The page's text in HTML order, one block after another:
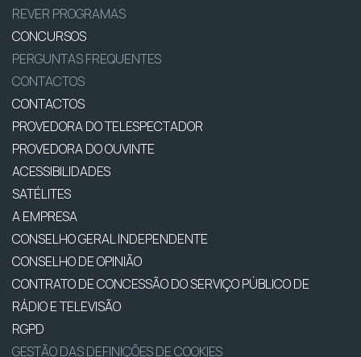
REVER PROGRAMAS
CONCURSOS
PERGUNTAS FREQUENTES
CONTACTOS
CONTACTOS
PROVEDORA DO TELESPECTADOR
PROVEDORA DO OUVINTE
ACESSIBILIDADES
SATÉLITES
A EMPRESA
CONSELHO GERAL INDEPENDENTE
CONSELHO DE OPINIÃO
CONTRATO DE CONCESSÃO DO SERVIÇO PÚBLICO DE
RÁDIO E TELEVISÃO
RGPD
GESTÃO DAS DEFINIÇÕES DE COOKIES